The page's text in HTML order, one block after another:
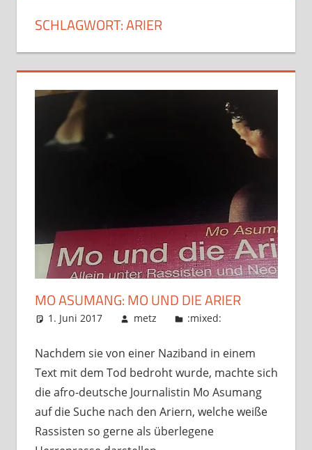
SCHLAGWORT:ARIER
MO ASUMANG: MO UND DIE ARIER
1. Juni 2017 metz :mixed:
Nachdem sie von einer Naziband in einem
Text mit dem Tod bedroht wurde, machte sich
die afro-deutsche Journalistin Mo Asumang
auf die Suche nach den Ariern, welche weiße
Rassisten so gerne als überlegene